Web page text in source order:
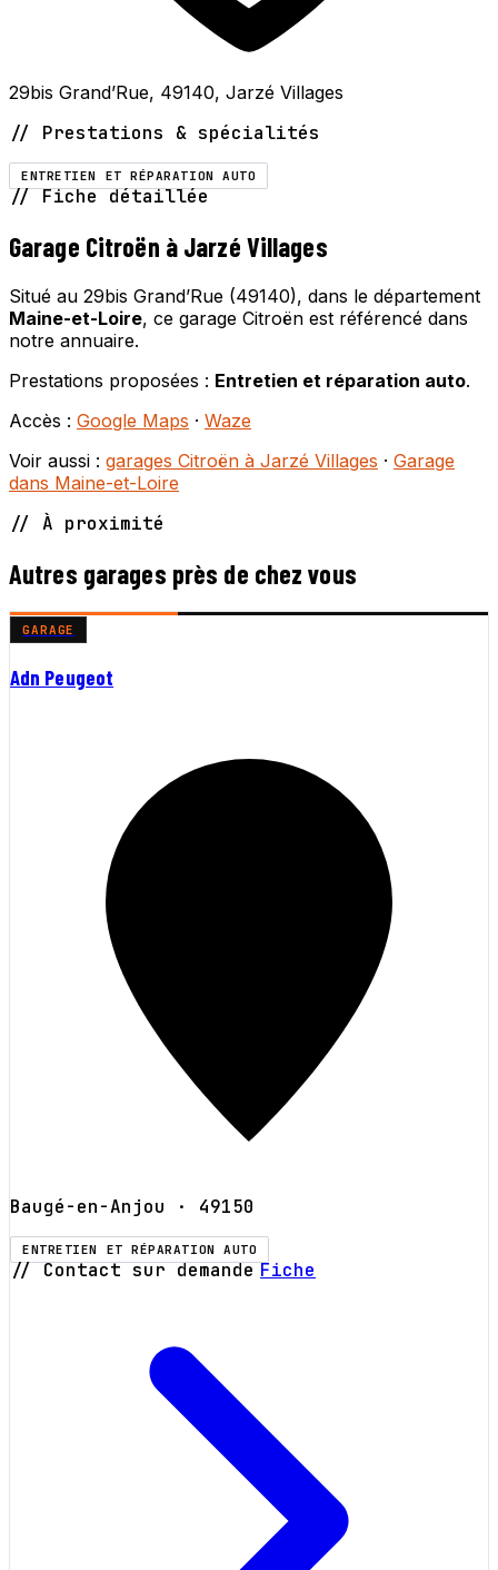
29bis Grand’Rue, 49140, Jarzé Villages
// Prestations & spécialités
ENTRETIEN ET RÉPARATION AUTO
// Fiche détaillée
Garage Citroën à Jarzé Villages
Situé au 29bis Grand’Rue (49140), dans le département
Maine-et-Loire, ce garage Citroën est référencé dans
notre annuaire.
Prestations proposées : Entretien et réparation auto.
Accès : Google Maps · Waze
Voir aussi : garages Citroën à Jarzé Villages · Garage
dans Maine-et-Loire
// À proximité
Autres garages près de chez vous
GARAGE
Adn Peugeot
Baugé-en-Anjou · 49150
ENTRETIEN ET RÉPARATION AUTO
// Contact sur demande Fiche